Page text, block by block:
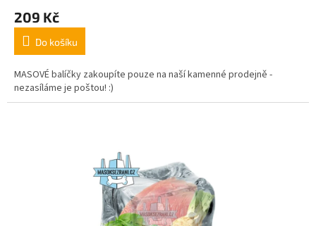
209 Kč
Do košíku
MASOVÉ balíčky zakoupíte pouze na naší kamenné prodejně -
nezasíláme je poštou! :)